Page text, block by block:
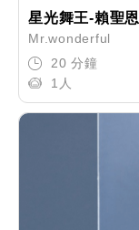
星光舞王-賴聖恩
Mr.wonderful
20 分鐘
1人